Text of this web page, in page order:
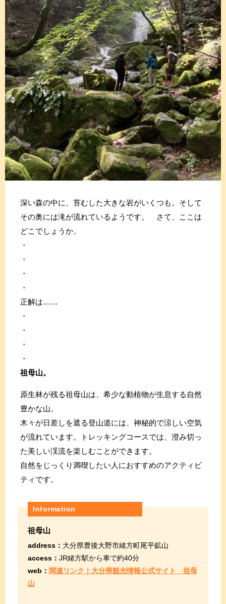
深い森の中に、苔むした大きな岩がいくつも。そして
その奥には滝が流れているようです。 さて、ここは
どこでしょうか。
・
・
・
・
正解は……
・
・
・
・
祖母山。
原生林が残る祖母山は、希少な動植物が生息する自然
豊かな山。
木々が日差しを遮る登山道には、神秘的で涼しい空気
が流れています。トレッキングコースでは、澄み切っ
た美しい渓流を楽しむことができます。
自然をじっくり満喫したい人におすすめのアクティビ
ティです。
Information
祖母山
address： 大分県豊後大野市緒方町尾平鉱山
access： JR緒方駅から車で約40分
web： 関連リンク｜大分県観光情報公式サイト 祖母
山